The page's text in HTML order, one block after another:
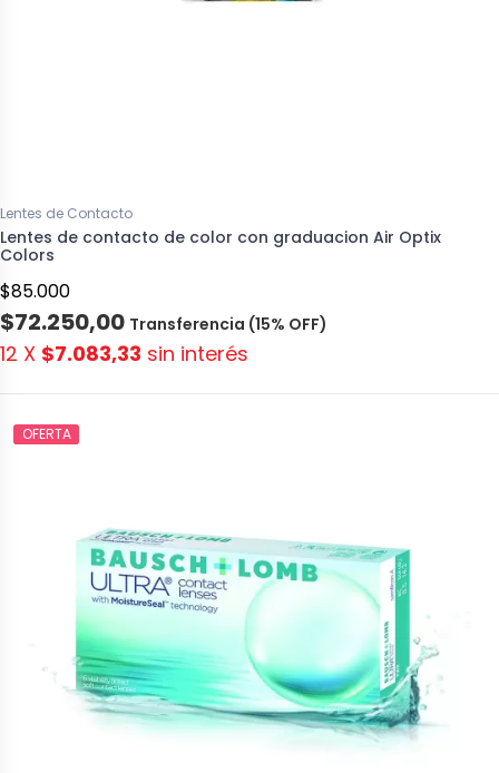
Lentes de Contacto
Lentes de contacto de color con graduacion Air Optix
Colors
$85.000
$72.250,00 Transferencia (15% OFF)
12 X $7.083,33 sin interés
OFERTA